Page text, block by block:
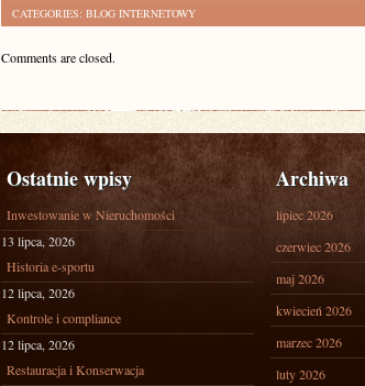
CATEGORIES: BLOG INTERNETOWY
Comments are closed.
Ostatnie wpisy
Inwestowanie w Nieruchomości
13 lipca, 2026
Historia e-sportu
12 lipca, 2026
Kontrole i compliance
12 lipca, 2026
Restauracja i Konserwacja
Archiwa
lipiec 2026
czerwiec 2026
maj 2026
kwiecień 2026
marzec 2026
luty 2026